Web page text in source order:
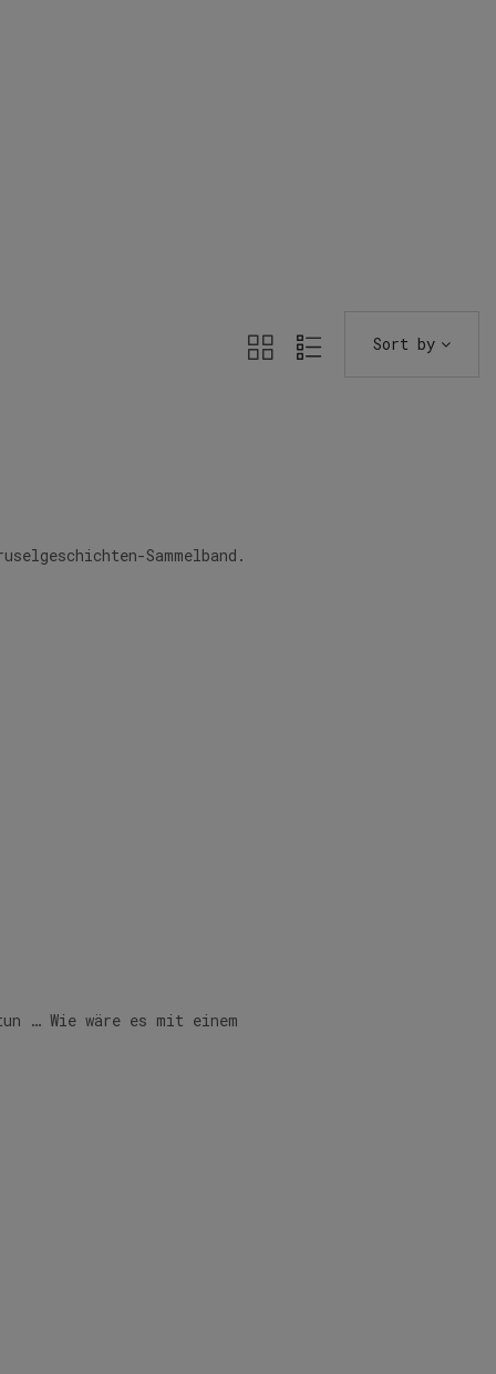
Sort by
Sammelband.
… Wie wäre es mit einem